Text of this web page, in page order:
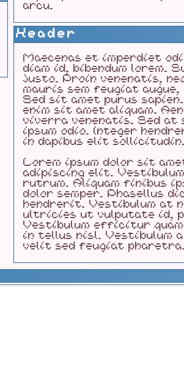
arcu.
Header
Maecenas et imperdiet
diam id, bibendum lorem.
justo. Proin venenatis,
mauris sem feugiat
Sed sit amet purus
enim sit amet aliquam.
viverra venenatis. Sed at
ipsum odio. Integer
in dapibus elit
Lorem ipsum dolor sit
adipiscing elit.
rutrum. Aliquam finibus
dolor semper. Phasellus
hendrerit. Vestibulum at
ultricies ut vulputate id,
Vestibulum efficitur
in tellus nisl. Vestibulum
velit sed feugiat